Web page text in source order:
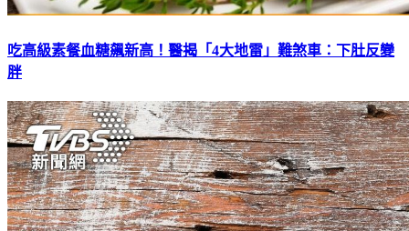
吃高級素餐血糖飆新高！醫揭「4大地雷」難煞車：下肚反變
胖